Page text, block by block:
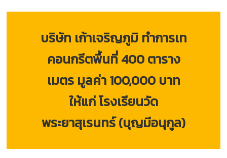
บริษัท เก้าเจริญภูมิ ทำการเท
คอนกรีตพื้นที่ 400 ตาราง
เมตร มูลค่า 100,000 บาท
ให้แก่ โรงเรียนวัด
พระยาสุเรนทร์ (บุญมีอนุกูล)